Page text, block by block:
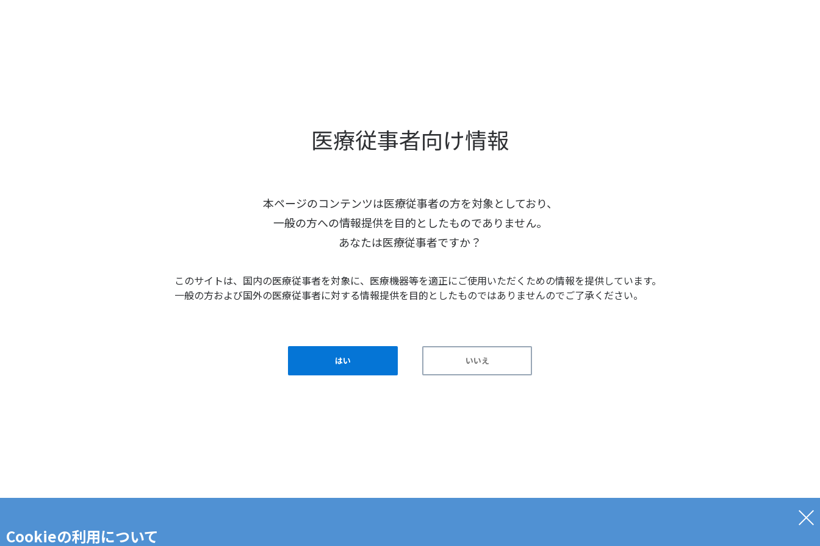
医療従事者向け情報
本ページのコンテンツは医療従事者の方を対象としており、
一般の方への情報提供を目的としたものでありません。
あなたは医療従事者ですか？
このサイトは、国内の医療従事者を対象に、医療機器等を適正にご使用いただくための情報を提供しています。
一般の方および国外の医療従事者に対する情報提供を目的としたものではありませんのでご了承ください。
はい いいえ
Cookieの利用について